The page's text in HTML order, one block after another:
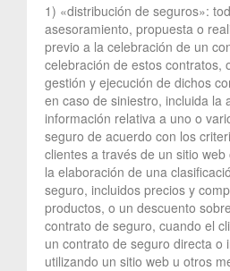
1) «distribución de seguros»:
asesoramiento, propuesta o
previo a la celebración de un
celebración de estos contratos,
gestión y ejecución de dichos
en caso de siniestro, incluida la
información relativa a uno o
seguro de acuerdo con los
clientes a través de un sitio
la elaboración de una
seguro, incluidos precios y
productos, o un descuento
contrato de seguro, cuando el
un contrato de seguro directa o
utilizando un sitio web u otros